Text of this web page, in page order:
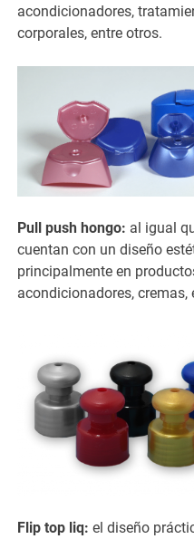
acondicionadores,
corporales, entre otros.
Pull push hongo: al igual
cuentan con un diseño
principalmente en
acondicionadores, cremas,
Flip top liq:el diseño